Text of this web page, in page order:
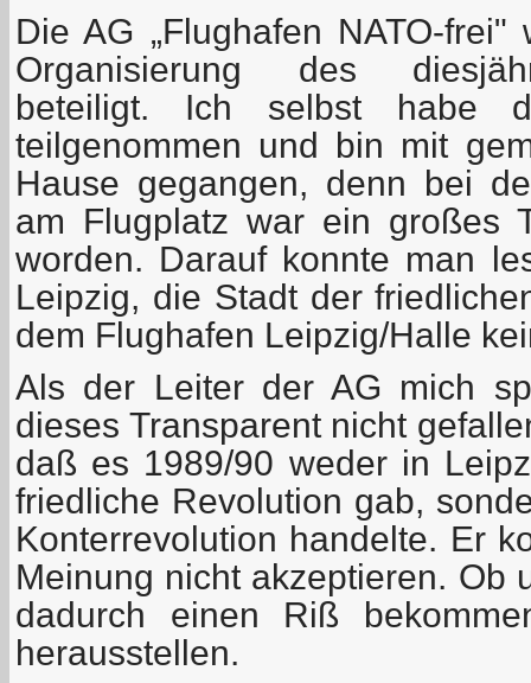
Die AG „Flughafen NATO-
Organisierung des
beteiligt. Ich selbst habe
teilgenommen und bin mit
Hause gegangen, denn bei
am Flugplatz war ein großes
worden. Darauf konnte man
Leipzig, die Stadt der
dem Flughafen Leipzig/Halle
Als der Leiter der AG mich
dieses Transparent nicht
daß es 1989/90 weder in
friedliche Revolution gab,
Konterrevolution handelte. Er
Meinung nicht akzeptieren. Ob
dadurch einen Riß
herausstellen.